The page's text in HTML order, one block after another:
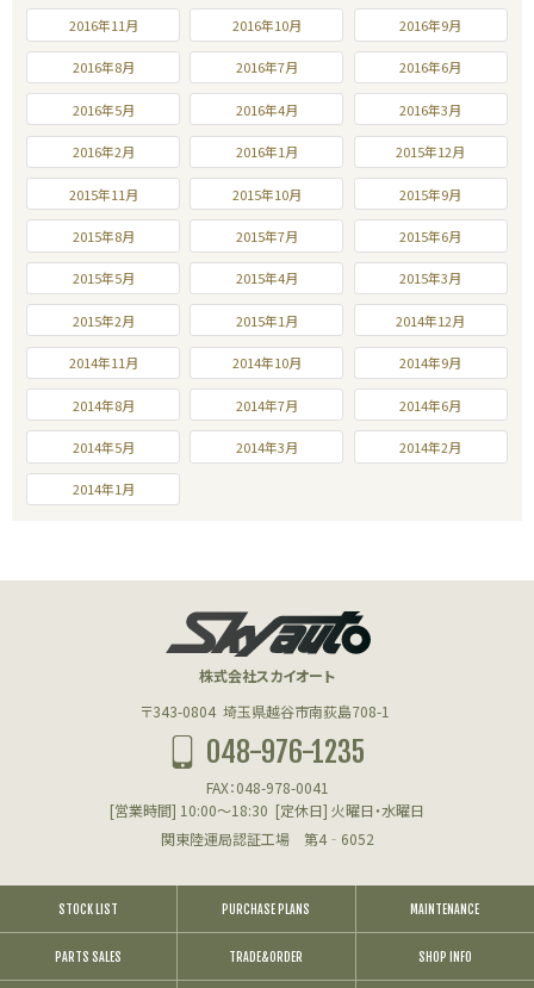
2016年11月 2016年10月 2016年9月
2016年8月 2016年7月 2016年6月
2016年5月 2016年4月 2016年3月
2016年2月 2016年1月 2015年12月
2015年11月 2015年10月 2015年9月
2015年8月 2015年7月 2015年6月
2015年5月 2015年4月 2015年3月
2015年2月 2015年1月 2014年12月
2014年11月 2014年10月 2014年9月
2014年8月 2014年7月 2014年6月
2014年5月 2014年3月 2014年2月
2014年1月
株式会社スカイオート
〒343-0804 埼玉県越谷市南荻島708-1
048-976-1235
FAX：048-978-0041
[営業時間] 10:00～18:30 [定休日] 火曜日・水曜日
関東陸運局認証工場 第4‐6052
STOCK LIST PURCHASE PLANS MAINTENANCE
PARTS SALES TRADE&ORDER SHOP INFO